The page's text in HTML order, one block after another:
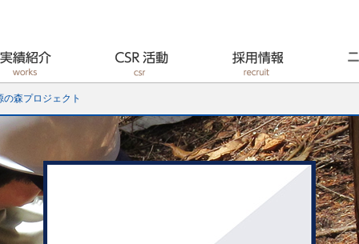
の森プロジェクト